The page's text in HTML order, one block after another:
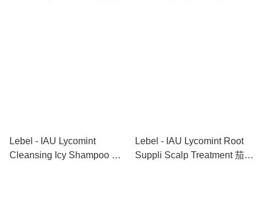
Lebel - IAU Lycomint
Cleansing Icy Shampoo 加
Lebel - IAU Lycomint Root
Suppli Scalp Treatment 茄紅